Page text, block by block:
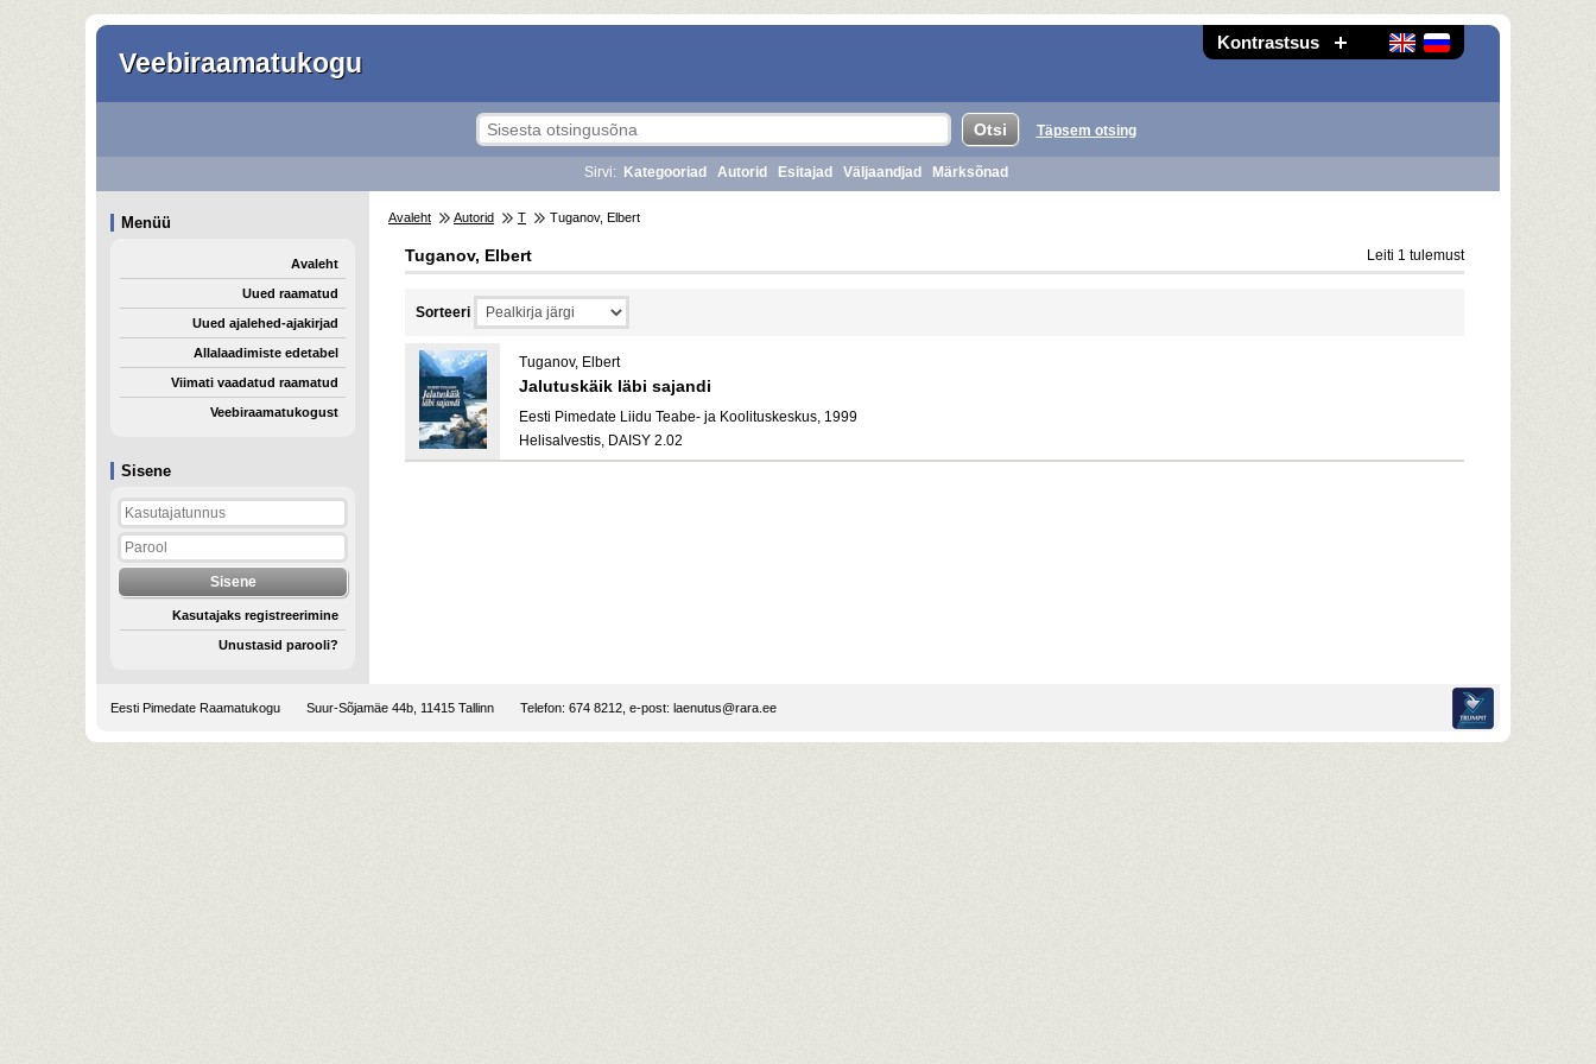
Kontrastsus
Veebiraamatukogu
Sisene
Kasutajaks registreerimine
Unustasid parooli?
Täpsem otsing
Sirvi: Kategooriad Autorid Esitajad Väljaandjad Märksõnad
Menüü
Avaleht
Uued raamatud
Uued ajalehed-ajakirjad
Allalaadimiste edetabel
Viimati vaadatud raamatud
Veebiraamatukogust
Avaleht Autorid T Tuganov, Elbert
Tuganov, Elbert Leiti 1 tulemust
Sorteeri
Tuganov, Elbert
Jalutuskäik läbi sajandi
Eesti Pimedate Liidu Teabe- ja Koolituskeskus, 1999
Helisalvestis, DAISY 2.02
Eesti Pimedate Raamatukogu Suur-Sõjamäe 44b, 11415 Tallinn Telefon: 674 8212, e-post: laenutus@rara.ee